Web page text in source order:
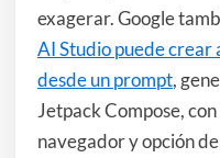
exagerar. Google
AI Studio puede crear
desde un prompt,
Jetpack Compose,
navegador y opción